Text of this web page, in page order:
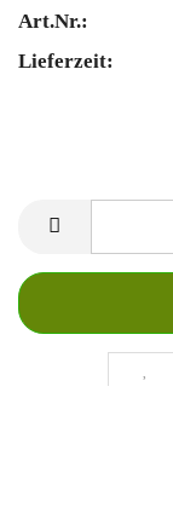
Art.Nr.:
Lieferzeit: